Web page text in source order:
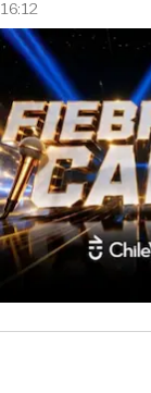
16:12